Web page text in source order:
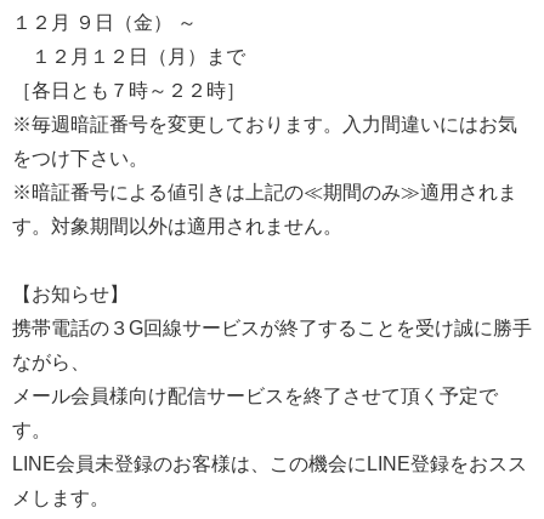
１２月 ９日（金） ～
１２月１２日（月）まで
［各日とも７時～２２時］
※毎週暗証番号を変更しております。入力間違いにはお気
をつけ下さい。
※暗証番号による値引きは上記の≪期間のみ≫適用されま
す。対象期間以外は適用されません。
【お知らせ】
携帯電話の３G回線サービスが終了することを受け誠に勝手
ながら、
メール会員様向け配信サービスを終了させて頂く予定で
す。
LINE会員未登録のお客様は、この機会にLINE登録をおスス
メします。